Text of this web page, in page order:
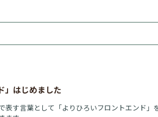
」はじめました
表す言葉として「よりひろいフロントエンド